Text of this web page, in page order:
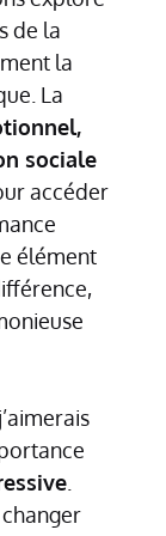
de la
la
La
sociale
accéder
élément